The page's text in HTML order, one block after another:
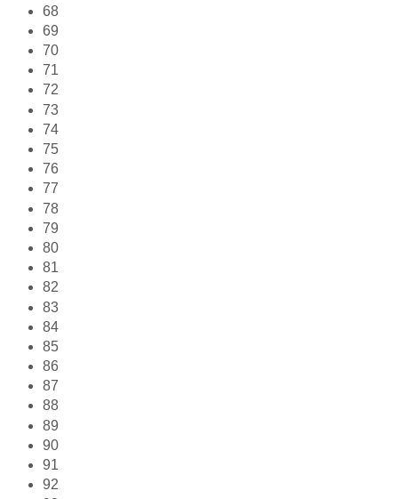
68
69
70
71
72
73
74
75
76
77
78
79
80
81
82
83
84
85
86
87
88
89
90
91
92